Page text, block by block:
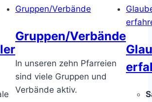
Gruppen/Verbände
Gruppen/Verbände
In unseren zehn Pfarreien
sind viele Gruppen und
Verbände aktiv.